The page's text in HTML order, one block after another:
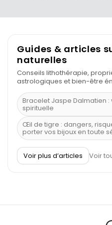
Guides & articles
naturelles
Conseils lithothérapie,
astrologiques et bien-être
Bracelet Jaspe Dalmatien
spirituelle
Œil de tigre : dangers,
porter vos bijoux en toute
À quel poignet porter un
Découvrez le scorpion et
Voir plus d’articles Voir